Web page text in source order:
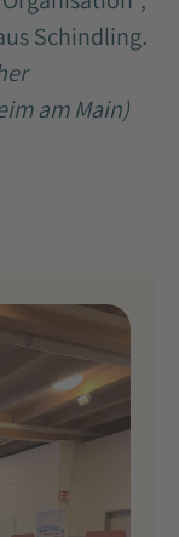
Schindling.
am Main)